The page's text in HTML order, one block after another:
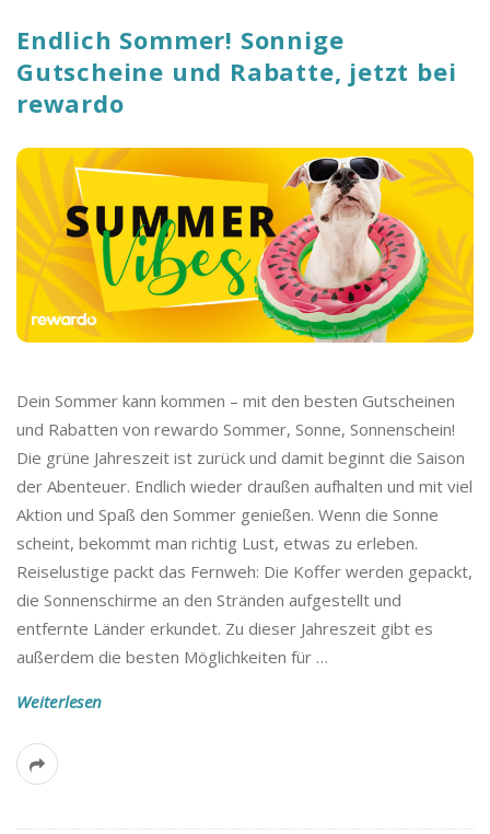
r
d
o
C
a
s
h
b
a
c
k
B
l
o
g
Endlich Sommer! Sonnige
Gutscheine und Rabatte, jetzt bei
rewardo
Dein Sommer kann kommen – mit den besten Gutscheinen
und Rabatten von rewardo Sommer, Sonne, Sonnenschein!
Die grüne Jahreszeit ist zurück und damit beginnt die Saison
der Abenteuer. Endlich wieder draußen aufhalten und mit viel
Aktion und Spaß den Sommer genießen. Wenn die Sonne
scheint, bekommt man richtig Lust, etwas zu erleben.
Reiselustige packt das Fernweh: Die Koffer werden gepackt,
die Sonnenschirme an den Stränden aufgestellt und
entfernte Länder erkundet. Zu dieser Jahreszeit gibt es
außerdem die besten Möglichkeiten für …
Weiterlesen